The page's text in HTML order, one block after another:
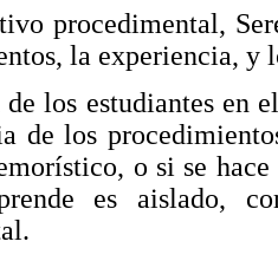
procedimental,
la experiencia, y
los estudiantes en
de los
o si se
es aislado,